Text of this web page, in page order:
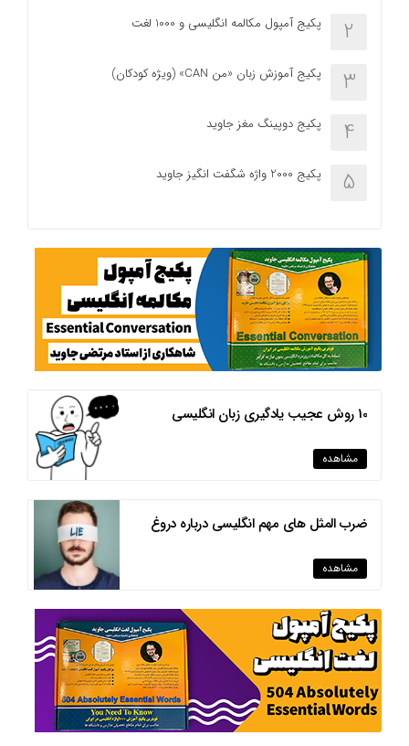
2 پکیج آمپول مکالمه انگلیسی و 1000 لغت
3 پکیج آموزش زبان «من CAN» (ویژه کودکان)
4 پکیج دوپینگ مغز جاوید
5 پکیج 2000 واژه شگفت انگیز جاوید
10 روش عجیب یادگیری زبان انگلیسی
مشاهده
ضرب المثل های مهم انگلیسی درباره دروغ
مشاهده